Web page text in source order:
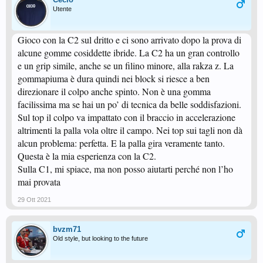
Utente
Gioco con la C2 sul dritto e ci sono arrivato dopo la prova di
alcune gomme cosiddette ibride. La C2 ha un gran controllo
e un grip simile, anche se un filino minore, alla rakza z. La
gommapiuma è dura quindi nei block si riesce a ben
direzionare il colpo anche spinto. Non è una gomma
facilissima ma se hai un po’ di tecnica da belle soddisfazioni.
Sul top il colpo va impattato con il braccio in accelerazione
altrimenti la palla vola oltre il campo. Nei top sui tagli non dà
alcun problema: perfetta. E la palla gira veramente tanto.
Questa è la mia esperienza con la C2.
Sulla C1, mi spiace, ma non posso aiutarti perché non l’ho
mai provata
29 Ott 2021
bvzm71
Old style, but looking to the future